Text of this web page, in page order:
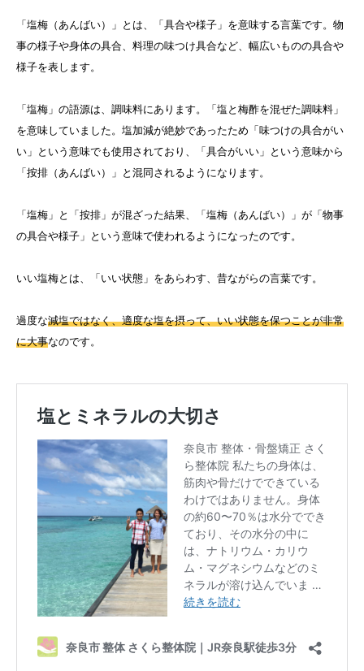
「塩梅（あんばい）」とは、「具合や様子」を意味する言葉です。物
事の様子や身体の具合、料理の味つけ具合など、幅広いものの具合や
様子を表します。
「塩梅」の語源は、調味料にあります。「塩と梅酢を混ぜた調味料」
を意味していました。塩加減が絶妙であったため「味つけの具合がい
い」という意味でも使用されており、「具合がいい」という意味から
「按排（あんばい）」と混同されるようになります。
「塩梅」と「按排」が混ざった結果、「塩梅（あんばい）」が「物事
の具合や様子」という意味で使われるようになったのです。
いい塩梅とは、「いい状態」をあらわす、昔ながらの言葉です。
過度な減塩ではなく、適度な塩を摂って、いい状態を保つことが非常
に大事なのです。